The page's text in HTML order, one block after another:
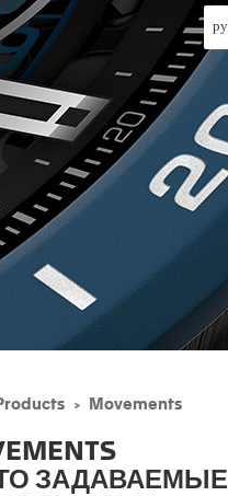
Movements
ЗАДАВАЕМЫЕ